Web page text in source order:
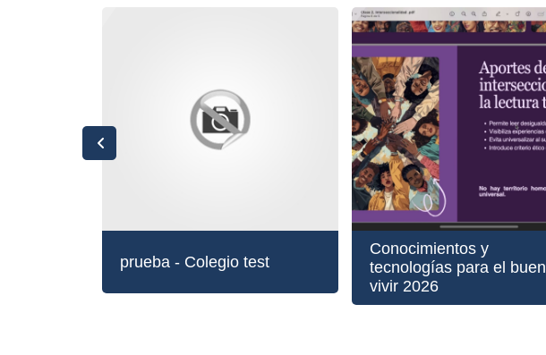
prueba - Colegio test
Conocimientos y
tecnologías para el buen
vivir 2026